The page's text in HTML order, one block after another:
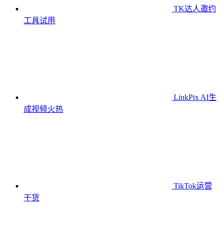
TK达人邀约
工具试用
LinkPix AI生
成视频火热
TikTok运营
干货